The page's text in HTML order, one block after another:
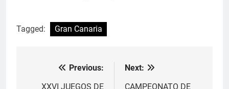
Tagged: Gran Canaria
Navegación
Previous:
XXVI JUEGOS DE
Next:
CAMPEONATO DE